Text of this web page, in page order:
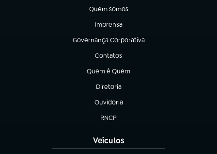
Quem somos
(abre em nova aba)
Imprensa
(abre em nova aba)
Governança Corporativa
(abre em nova aba)
Contatos
(abre em nova aba)
Quem é Quem
(abre em nova aba)
Diretoria
(abre em nova aba)
Ouvidoria
(abre em nova aba)
RNCP
(abre em nova aba)
Veículos